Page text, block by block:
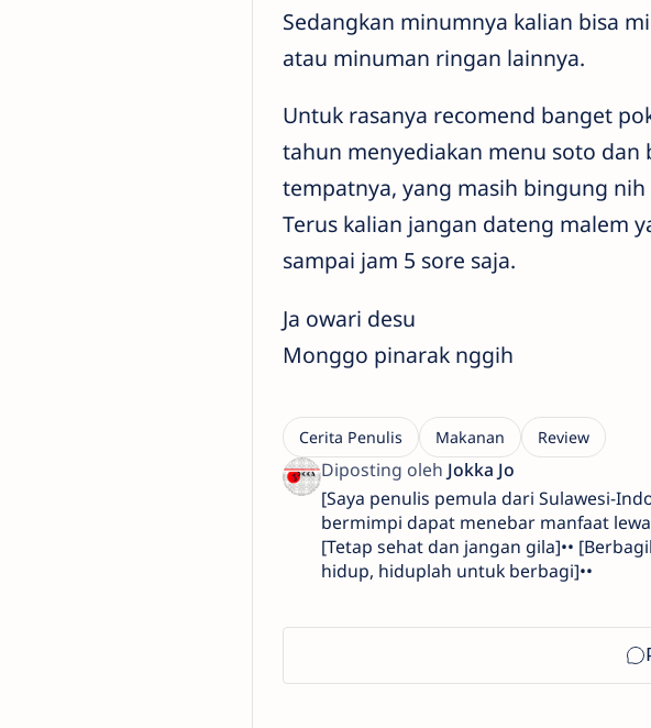
Sedangkan minumnya kalian bisa
atau minuman ringan lainnya.
Untuk rasanya recomend banget
tahun menyediakan menu soto dan
tempatnya, yang masih bingung nih
Terus kalian jangan dateng malem
sampai jam 5 sore saja.
Ja owari desu
Monggo pinarak nggih
[Saya penulis pemula dari Sulawesi-
bermimpi dapat menebar manfaat
[Tetap sehat dan jangan gila]••
hidup, hiduplah untuk berbagi]••